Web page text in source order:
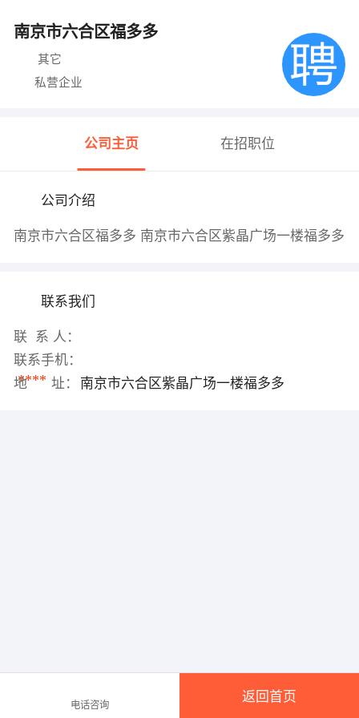
南京市六合区福多多
其它
私营企业
公司主页 在招职位
公司介绍
南京市六合区福多多 南京市六合区紫晶广场一楼福多多
联系我们
联 系 人：
联系手机：
****
地 址： 南京市六合区紫晶广场一楼福多多
电话咨询
返回首页